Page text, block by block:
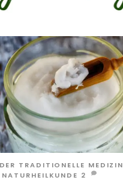
TRADITIONELLE MEDIZIN
NATURHEILKUNDE 2